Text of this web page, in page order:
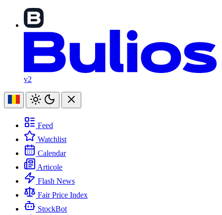
v2
Feed
Watchlist
Calendar
Articole
Flash News
Fair Price Index
StockBot